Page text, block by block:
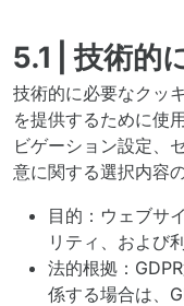
5.1 | 技術的
技術的に必要なクッ
を提供するために使
ビゲーション設定、
意に関する選択内容
目的：ウェブサ
リティ、および
法的根拠：
係する場合は、